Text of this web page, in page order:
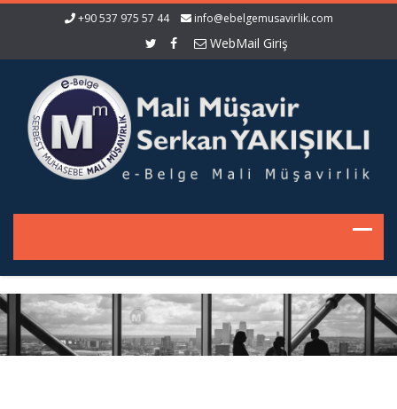
+90 537 975 57 44 info@ebelgemusavirlik.com
WebMail Giriş